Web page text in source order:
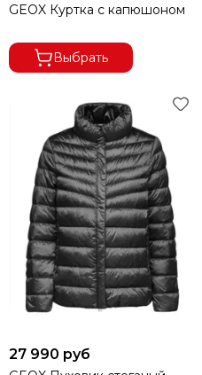
GEOX Куртка с капюшоном
Выбрать
27 990 руб